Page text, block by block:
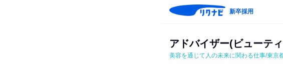
新卒採用
アドバイザー(ビューテ
美容を通じて人の未来に関わる仕事/東京